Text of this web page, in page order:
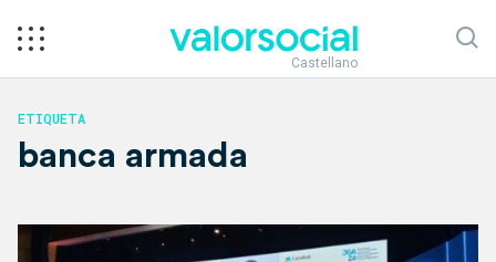
Castellano
ETIQUETA
banca armada